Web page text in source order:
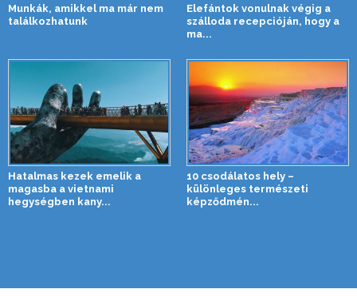
Munkák, amikkel ma már nem
találkozhatunk
Elefántok vonulnak végig a
szálloda recepcióján, hogy a
ma...
Hatalmas kezek emelik a
magasba a vietnami
hegységben kany...
10 csodálatos hely –
különleges természeti
képződmén...